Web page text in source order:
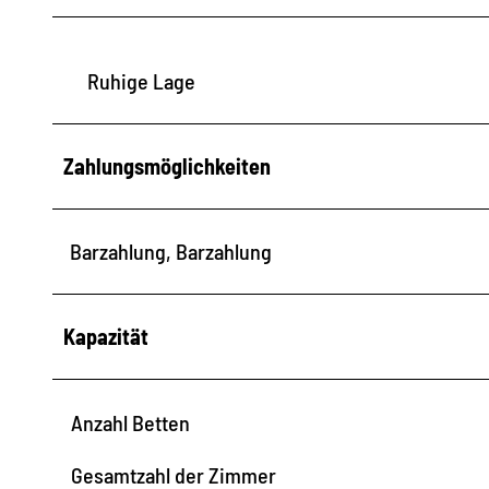
Ruhige Lage
Zahlungsmöglichkeiten
Barzahlung, Barzahlung
Kapazität
Anzahl Betten
Gesamtzahl der Zimmer